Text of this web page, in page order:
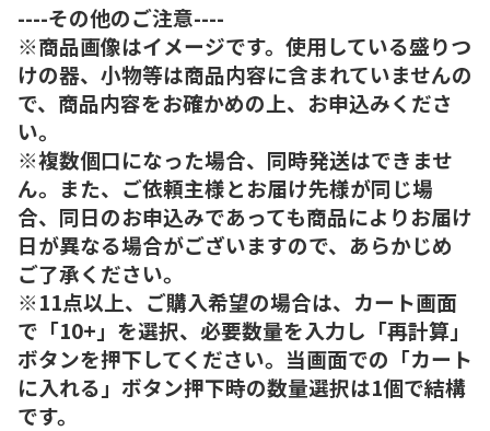
----その他のご注意----
※商品画像はイメージです。使用している盛りつ
けの器、小物等は商品内容に含まれていませんの
で、商品内容をお確かめの上、お申込みくださ
い。
※複数個口になった場合、同時発送はできませ
ん。また、ご依頼主様とお届け先様が同じ場
合、同日のお申込みであっても商品によりお届け
日が異なる場合がございますので、あらかじめ
ご了承ください。
※11点以上、ご購入希望の場合は、カート画面
で「10+」を選択、必要数量を入力し「再計算」
ボタンを押下してください。当画面での「カート
に入れる」ボタン押下時の数量選択は1個で結構
です。